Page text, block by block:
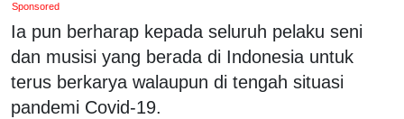
Sponsored
Ia pun berharap kepada seluruh pelaku seni
dan musisi yang berada di Indonesia untuk
terus berkarya walaupun di tengah situasi
pandemi Covid-19.